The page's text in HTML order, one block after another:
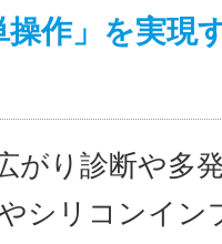
操作」を実現
がり診断や多
シリコンイ